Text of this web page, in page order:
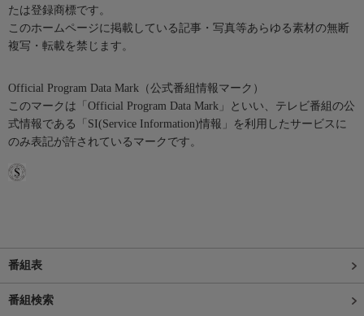
たは登録商標です。
このホームページに掲載している記事・写真等あらゆる素材の無断
複写・転載を禁じます。
Official Program Data Mark（公式番組情報マーク）
このマークは「Official Program Data Mark」といい、テレビ番組の公
式情報である「SI(Service Information)情報」を利用したサービスに
のみ表記が許されているマークです。
番組表
番組検索